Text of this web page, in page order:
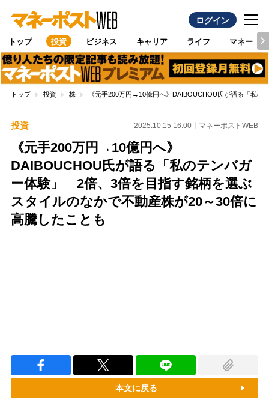
ログイン
トップ 投資 ビジネス キャリア ライフ マネー
トップ 投資 株 《元手200万円→10億円へ》DAIBOUCHOU氏が語る「私
投資 2025.10.15 16:00 マネーポストWEB
《元手200万円→10億円へ》
DAIBOUCHOU氏が語る「私のテンバガ
ー体験」 2倍、3倍を目指す銘柄を選ぶ
スタイルのなかで不動産株が20～30倍に
高騰したことも
本文に戻る